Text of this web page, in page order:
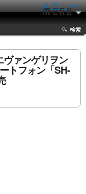
メニュー
検索
ヴァンゲリヲン
トフォン「SH-